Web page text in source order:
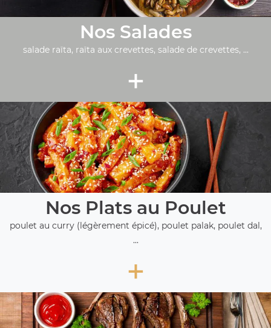
Nos Salades
salade raïta, raïta aux crevettes, salade de crevettes, ...
+
Nos Plats au Poulet
poulet au curry (légèrement épicé), poulet palak, poulet dal,
...
+